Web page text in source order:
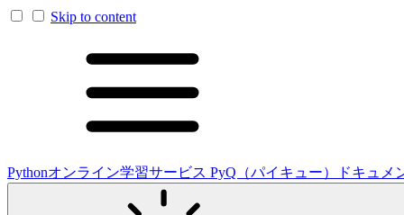
Skip to content
Pythonオンライン学習サービス PyQ（パイキュー）ドキュメ